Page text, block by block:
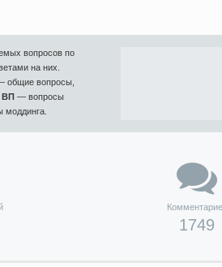
вопросов по
на них.
общие вопросы,
ВП — вопросы
1749